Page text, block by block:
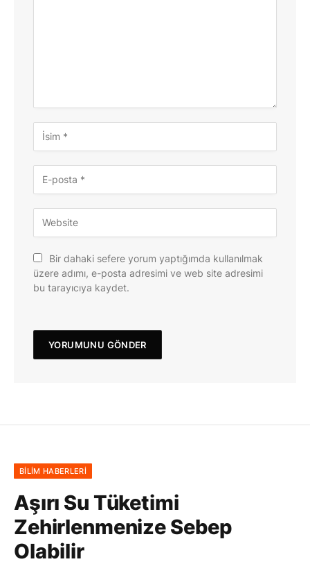
Bir dahaki sefere yorum yaptığımda kullanılmak
üzere adımı, e-posta adresimi ve web site adresimi
bu tarayıcıya kaydet.
BILIM HABERLERI
Aşırı Su Tüketimi
Zehirlenmenize Sebep
Olabilir